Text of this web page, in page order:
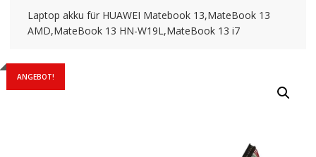
Laptop akku für HUAWEI Matebook 13,MateBook 13
AMD,MateBook 13 HN-W19L,MateBook 13 i7
ANGEBOT!